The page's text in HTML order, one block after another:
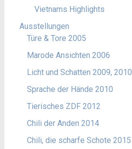
Vietnams Highlights
Ausstellungen
Türe & Tore 2005
Marode Ansichten 2006
Licht und Schatten 2009, 2010
Sprache der Hände 2010
Tierisches ZDF 2012
Chili der Anden 2014
Chili, die scharfe Schote 2015